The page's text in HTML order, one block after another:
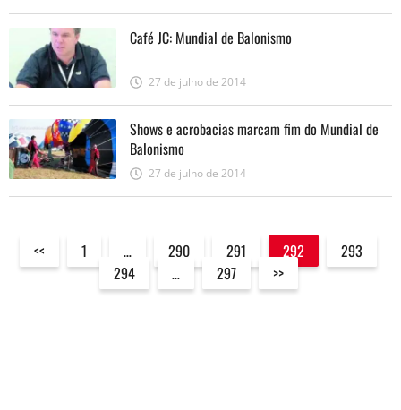
Café JC: Mundial de Balonismo
27 de julho de 2014
Shows e acrobacias marcam fim do Mundial de
Balonismo
27 de julho de 2014
<< 1 … 290 291 292
293
294
… 297 >>